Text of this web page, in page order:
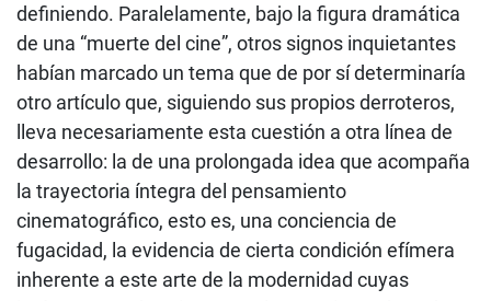
definiendo. Paralelamente, bajo la figura dramática
de una “muerte del cine”, otros signos inquietantes
habían marcado un tema que de por sí determinaría
otro artículo que, siguiendo sus propios derroteros,
lleva necesariamente esta cuestión a otra línea de
desarrollo: la de una prolongada idea que acompaña
la trayectoria íntegra del pensamiento
cinematográfico, esto es, una conciencia de
fugacidad, la evidencia de cierta condición efímera
inherente a este arte de la modernidad cuyas